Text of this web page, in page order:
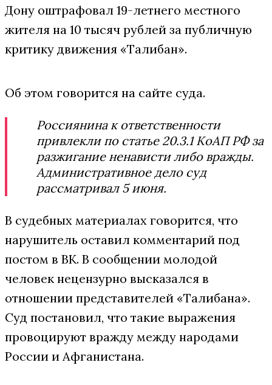
Дону оштрафовал 19-летнего местного
жителя на 10 тысяч рублей за публичную
критику движения «Талибан».
Об этом говорится на сайте суда.
Россиянина к ответственности
привлекли по статье 20.3.1 КоАП РФ за
разжигание ненависти либо вражды.
Административное дело суд
рассматривал 5 июня.
В судебных материалах говорится, что
нарушитель оставил комментарий под
постом в ВК. В сообщении молодой
человек нецензурно высказался в
отношении представителей «Талибана».
Суд постановил, что такие выражения
провоцируют вражду между народами
России и Афганистана.